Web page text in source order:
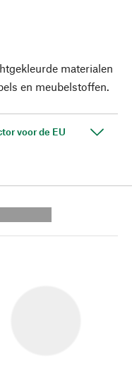
materialen
en meubelstoffen.
voor de EU